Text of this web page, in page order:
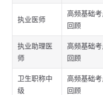
执业医师
高频基础
回顾
执业助理医
师
高频基础
回顾
卫生职称中
级
高频基础
回顾